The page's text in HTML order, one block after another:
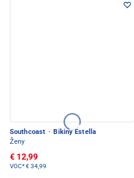
Southcoast · Bikiny Estella
Ženy
€ 12,99
VOC*€ 34,99